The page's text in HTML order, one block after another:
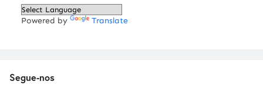
Powered by Translate
Segue-nos